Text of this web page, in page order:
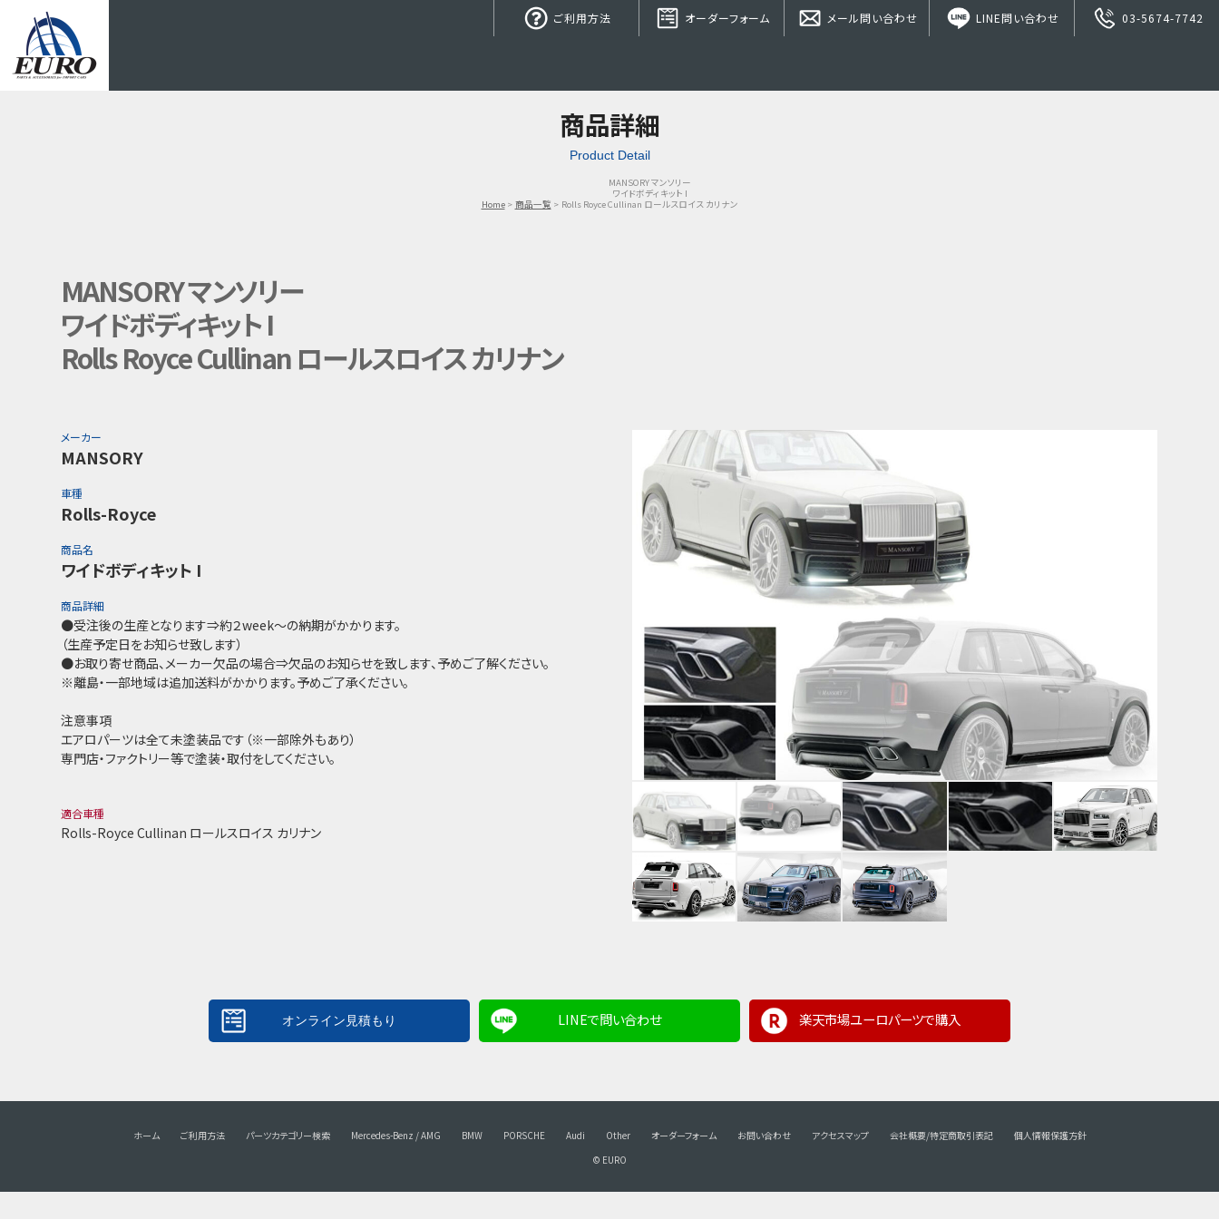
ご利用方法 オーダーフォーム メール問い合わせ LINE問い合わせ 03-5674-7742
商品詳細
Product Detail
Home 商品一覧
MANSORY マンソリー
ワイドボディキット I
Rolls Royce Cullinan ロールスロイス カリナン
MANSORY マンソリー
ワイドボディキット I
Rolls Royce Cullinan ロールスロイス カリナン
メーカー
MANSORY
車種
Rolls-Royce
商品名
ワイドボディキット I
商品詳細
●受注後の生産となります⇒約２week～の納期がかかります。
（生産予定日をお知らせ致します）
●お取り寄せ商品、メーカー欠品の場合⇒欠品のお知らせを致します、予めご了解ください。
※離島・一部地域は追加送料がかかります。予めご了承ください。
注意事項
エアロパーツは全て未塗装品です（※一部除外もあり）
専門店・ファクトリー等で塗装・取付をしてください。
適合車種
Rolls-Royce Cullinan ロールスロイス カリナン
LINEで問い合わせ 楽天市場ユーロパーツで購入
ホーム ご利用方法 パーツカテゴリー検索 Mercedes-Benz / AMG BMW PORSCHE Audi Other オーダーフォーム お問い合わせ アクセスマップ 会社概要/特定商取引表記
個人情報保護方針
© EURO